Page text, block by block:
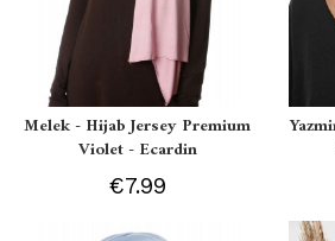
Melek - Hijab Jersey Premium
Violet - Ecardin
€7.99